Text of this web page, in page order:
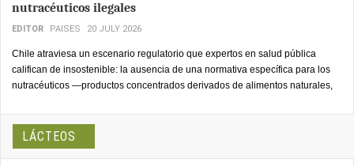
nutracéuticos ilegales
EDITOR PAISES 20 JULY 2026
Chile atraviesa un escenario regulatorio que expertos en salud pública
califican de insostenible: la ausencia de una normativa específica para los
nutracéuticos —productos concentrados derivados de alimentos naturales,
por evidencia científica— dejó al mercado nacional expuesto a una ola
creciente de informalidad y falsificación, con consecuencias directas para la
salud de miles de consumidores.
LÁCTEOS